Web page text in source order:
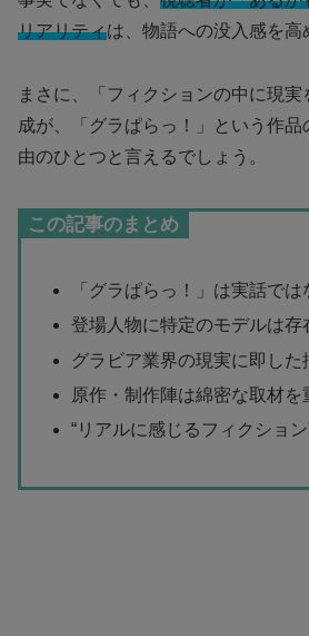
リアリティは、物語への没入感を高
まさに、「フィクションの中に現
成が、「グラぱらっ！」という作
由のひとつと言えるでしょう。
この記事のまとめ
「グラぱらっ！」は実話で
登場人物に特定のモデルは存
グラビア業界の現実に即した
原作・制作陣は綿密な取材を
“リアルに感じるフィクショ